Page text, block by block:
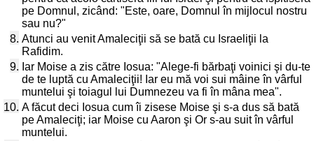
pe Domnul, zicând: "Este, oare, Domnul în mijlocul nostru
sau nu?"
8. Atunci au venit Amaleciţii să se bată cu Israeliţii la
Rafidim.
9. Iar Moise a zis către Iosua: "Alege-fi bărbaţi voinici şi du-te
de te luptă cu Amaleciţii! Iar eu mă voi sui mâine în vârful
muntelui şi toiagul lui Dumnezeu va fi în mâna mea".
10. A făcut deci Iosua cum îi zisese Moise şi s-a dus să bată
pe Amaleciţi; iar Moise cu Aaron şi Or s-au suit în vârful
muntelui.